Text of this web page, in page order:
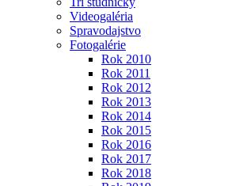
Videogaléria
Spravodajstvo
Fotogalérie
Rok 2010
Rok 2011
Rok 2012
Rok 2013
Rok 2014
Rok 2015
Rok 2016
Rok 2017
Rok 2018